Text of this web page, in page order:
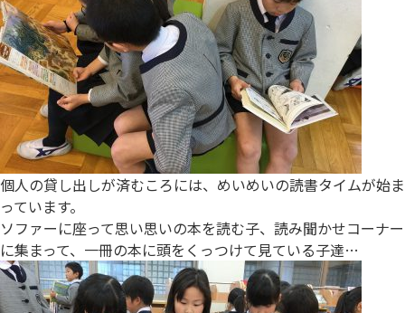
個人の貸し出しが済むころには、めいめいの読書タイムが始ま
っています。
ソファーに座って思い思いの本を読む子、読み聞かせコーナー
に集まって、一冊の本に頭をくっつけて見ている子達…